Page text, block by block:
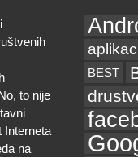
to nije
Interneta
na
BEST